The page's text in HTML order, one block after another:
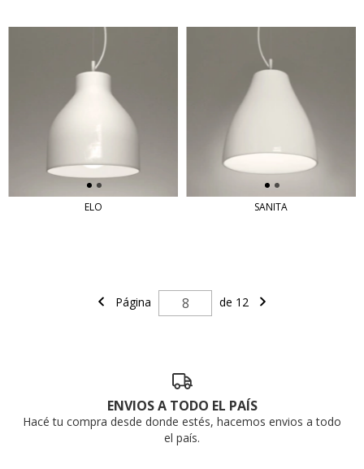
ELO SANITA
Página de 12
ENVIOS A TODO EL PAÍS
Hacé tu compra desde donde estés, hacemos envios a todo
el país.